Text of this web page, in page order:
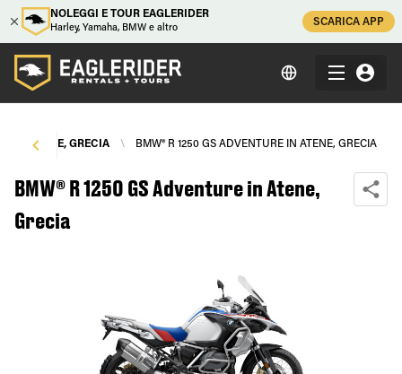
NOLEGGI E TOUR EAGLERIDER
Harley, Yamaha, BMW e altro
SCARICA APP
ATENE, GRECIA \ BMW® R 1250 GS ADVENTURE IN ATENE, GRECIA
BMW® R 1250 GS Adventure in Atene,
Grecia